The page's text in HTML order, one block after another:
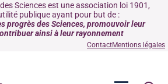
Sciences est une association loi 1901,
publique ayant pour but de :
progrès des Sciences, promouvoir leur
ainsi à leur rayonnement
ContactMentions légales